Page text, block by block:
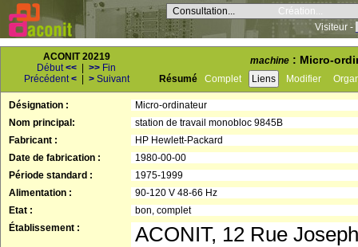
Consultation...
Création...
Visiteur -
ACONIT 20219
Début<< >> Fin
Précédent< > Suivant
machine : Micro-
Résumé Complet Liens Modifier
Désignation :
Micro-ordinateur
Nom principal:
station de travail monobloc 9845B
Fabricant :
HP Hewlett-Packard
Date de fabrication :
1980-00-00
Période standard :
1975-1999
Alimentation :
90-120 V 48-66 Hz
Etat :
bon, complet
Établissement :
ACONIT, 12 Rue